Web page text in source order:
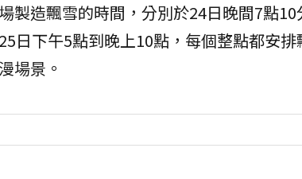
製造飄雪的時間，分別於24日晚間7點
日下午5點到晚上10點，每個整點都安
場景。